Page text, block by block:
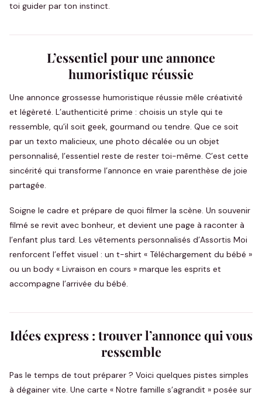
toi guider par ton instinct.
L’essentiel pour une annonce
humoristique réussie
Une annonce grossesse humoristique réussie mêle créativité
et légèreté. L’authenticité prime : choisis un style qui te
ressemble, qu’il soit geek, gourmand ou tendre. Que ce soit
par un texto malicieux, une photo décalée ou un objet
personnalisé, l’essentiel reste de rester toi-même. C’est cette
sincérité qui transforme l’annonce en vraie parenthèse de joie
partagée.
Soigne le cadre et prépare de quoi filmer la scène. Un souvenir
filmé se revit avec bonheur, et devient une page à raconter à
l’enfant plus tard. Les vêtements personnalisés d’Assortis Moi
renforcent l’effet visuel : un t-shirt « Téléchargement du bébé »
ou un body « Livraison en cours » marque les esprits et
accompagne l’arrivée du bébé.
Idées express : trouver l’annonce qui vous
ressemble
Pas le temps de tout préparer ? Voici quelques pistes simples
à dégainer vite. Une carte « Notre famille s’agrandit » posée sur